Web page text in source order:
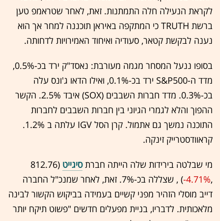
לקראת הנעילה חלה התמתנות. זאת, לאחר שטראמפ טען
ברשת TRUTH כי המתקפה באיראן תוכננה למחר אך הוא
נענה לבקשת קטאר, סעודיה ואיחוד האמירויות לדחותה.
בסופו ננעל המסחר מגמה מעורבת: נאסד"ק ירד בכ-0.5%,
מדד ה-S&P500 ירד בכ-0.1%, ואילו הדאו ג'ונס עלה
בכ-0.3%. מדד חברות השבבים (SOX) איבד 2.5%. הקשר
ההפוך והלא לגמרי הגיוני בין חברות השבבים לחברות
התוכנה נמשך גם אתמול. קרן הסל IGV עלתה ב 1.2%.
קראוודסטרייק זינקה.
מי שבלטה בירידות שלה הייתה חברתסיגייט (812.76
,‎
-4.71%
‏) , שצללה בכ-7%. זאת, לאחר שמנכ"ל החברה
דייב מוסלי הזהיר מפני קשיים בעמידה בביקוש הקשור לבינה
מלאכותית. לדבריו, בניית מפעלים חדשים "פשוט תיקח יותר